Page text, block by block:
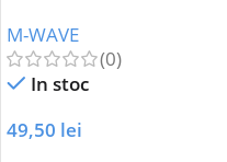
M-WAVE
(0)
In stoc
49,50 lei